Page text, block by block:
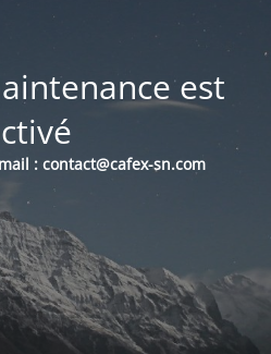
est
: contact@cafex-sn.com